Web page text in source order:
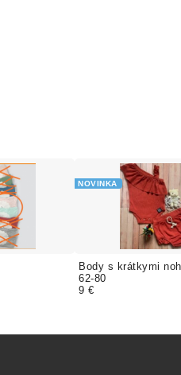
Body s krátkymi
62-80
NOVINKA
9 €